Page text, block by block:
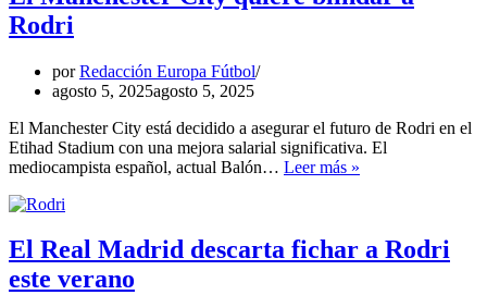
la
Rodri
Rodri
porRedacción Europa Fútbol
agosto 5, 2025agosto 5, 2025
El Manchester City está decidido a asegurar el futuro de Rodri en el
Etihad Stadium con una mejora salarial significativa. El
mediocampista español, actual Balón… Leer más »
blindar
a
El Real Madrid descarta fichar a Rodri
este verano